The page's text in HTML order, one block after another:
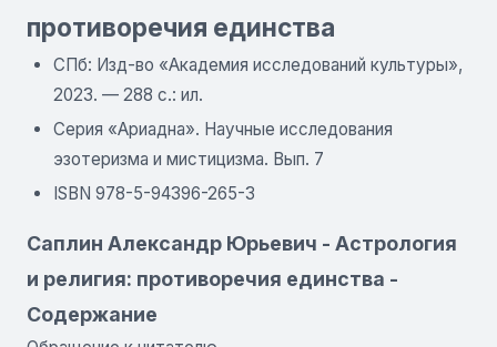
противоречия единства
СПб: Изд-во «Академия исследований культуры»,
2023. — 288 с.: ил.
Серия «Ариадна». Научные исследования
эзотеризма и мистицизма. Вып. 7
ISBN 978-5-94396-265-3
Саплин Александр Юрьевич - Астрология
и религия: противоречия единства -
Содержание